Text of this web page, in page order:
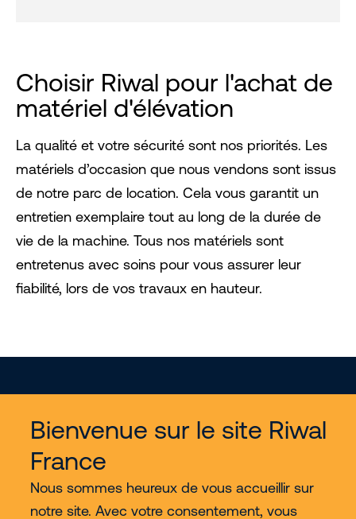
Bienvenue sur le site Riwal
France
Nous sommes heureux de vous accueillir sur
notre site. Avec votre consentement, vous
Choisir Riwal pour l'achat de
matériel d'élévation
La qualité et votre sécurité sont nos priorités. Les
matériels d’occasion que nous vendons sont issus
de notre parc de location. Cela vous garantit un
entretien exemplaire tout au long de la durée de
vie de la machine. Tous nos matériels sont
entretenus avec soins pour vous assurer leur
fiabilité, lors de vos travaux en hauteur.
Services